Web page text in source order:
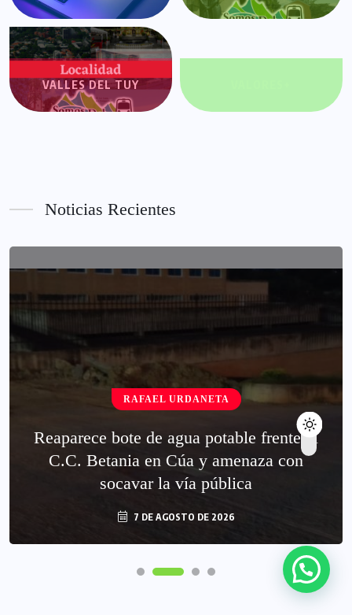
VALLES DEL TUY
Noticias Recientes
RAFAEL URDANETA
Reaparece bote de agua potable frente al
C.C. Betania en Cúa y amenaza con
socavar la vía pública
7 DE AGOSTO DE 2026